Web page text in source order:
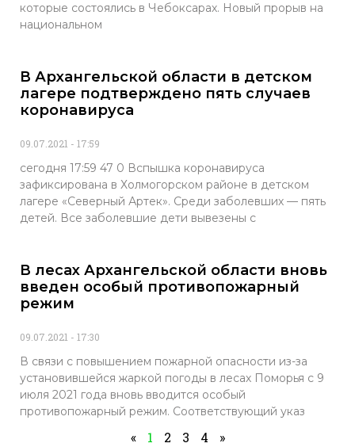
которые состоялись в Чебоксарах. Новый прорыв на
национальном
В Архангельской области в детском
лагере подтверждено пять случаев
коронавируса
09.07.2021 17:59
сегодня 17:59 47 0 Вспышка коронавируса
зафиксирована в Холмогорском районе в детском
лагере «Северный Артек». Среди заболевших — пять
детей. Все заболевшие дети вывезены с
В лесах Архангельской области вновь
введен особый противопожарный
режим
09.07.2021 17:30
В связи с повышением пожарной опасности из-за
установившейся жаркой погоды в лесах Поморья с 9
июля 2021 года вновь вводится особый
противопожарный режим. Соответствующий указ
« 1 2 3 4 »